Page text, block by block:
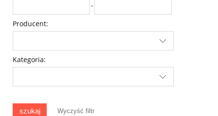
-
Producent:
Kategoria:
szukaj Wyczyść filtr